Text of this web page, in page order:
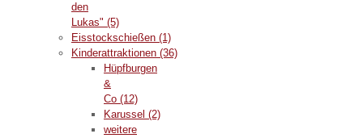
den
Lukas" (5)
Eisstockschießen (1)
Kinderattraktionen (36)
Hüpfburgen
&
Co (12)
Karussel (2)
weitere